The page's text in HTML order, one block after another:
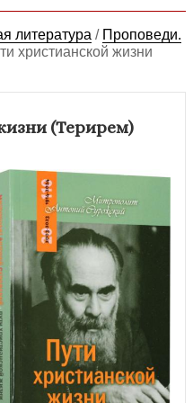
литература / Проповеди.
христианской жизни
(Терирем)